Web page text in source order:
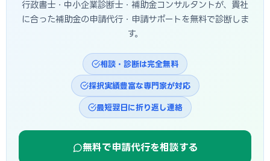
行政書士・中小企業診断士・補助金コンサルタントが、貴社
に合った補助金の申請代行・申請サポートを無料で診断しま
す。
相談・診断は完全無料
採択実績豊富な専門家が対応
最短翌日に折り返し連絡
無料で申請代行を相談する